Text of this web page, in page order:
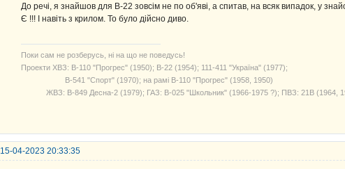
До речі, я знайшов для В-22 зовсім не по об'яві, а спитав, на всяк випадок, у
Є !!! І навіть з крилом. То було дійсно диво.
Поки сам не розберусь, ні на що не поведусь!
Проекти ХВЗ: В-110 "Прогрес" (1950); В-22 (1954); 111-411 "Україна" (1977);
В-541 "Спорт" (1970); на рамі В-110 "Прогрес" (1958, 1950)
ЖВЗ: В-849 Десна-2 (1979); ГАЗ: В-025 "Школьник" (1966-1975 ?); ПВЗ: 21В (1964,
15-04-2023 20:33:35